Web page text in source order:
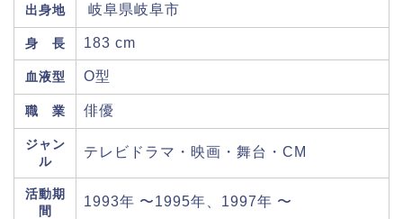
出身地 岐阜県岐阜市
身 長 183 cm
血液型 O型
職 業 俳優
ジャン
ル
テレビドラマ・映画・舞台・CM
活動期
間
1993年 〜1995年、1997年 〜